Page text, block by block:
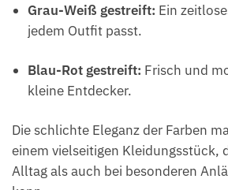
Grau-Weiß gestreift: Ein
jedem Outfit passt.
Blau-Rot gestreift: Frisch und
kleine Entdecker.
Die schlichte Eleganz der Farben
einem vielseitigen Kleidungsstück,
Alltag als auch bei besonderen